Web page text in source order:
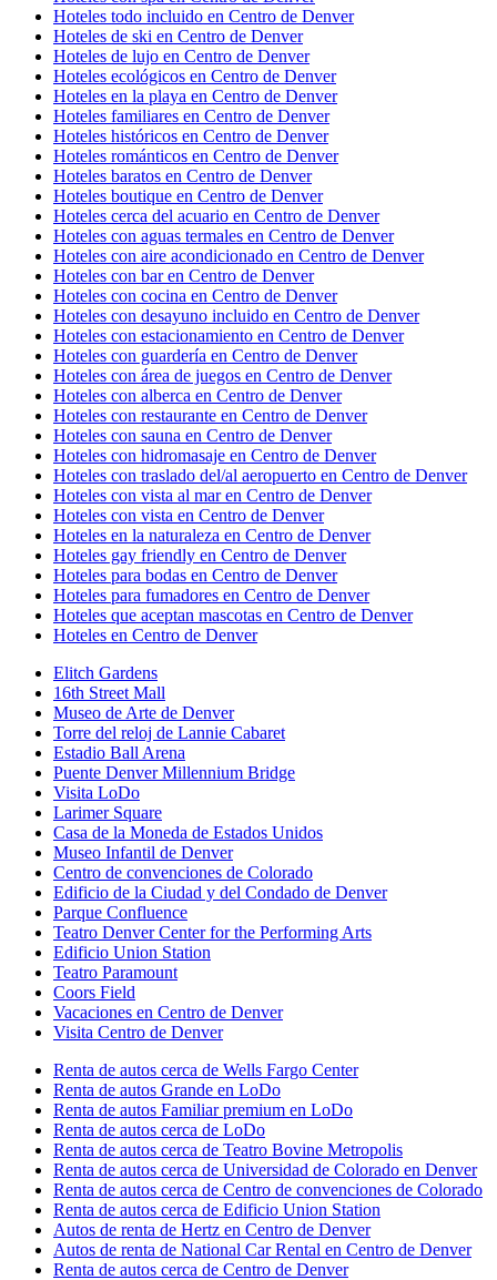
Hoteles todo incluido en Centro de Denver
Hoteles de ski en Centro de Denver
Hoteles de lujo en Centro de Denver
Hoteles ecológicos en Centro de Denver
Hoteles en la playa en Centro de Denver
Hoteles familiares en Centro de Denver
Hoteles históricos en Centro de Denver
Hoteles románticos en Centro de Denver
Hoteles baratos en Centro de Denver
Hoteles boutique en Centro de Denver
Hoteles cerca del acuario en Centro de Denver
Hoteles con aguas termales en Centro de Denver
Hoteles con aire acondicionado en Centro de Denver
Hoteles con bar en Centro de Denver
Hoteles con cocina en Centro de Denver
Hoteles con desayuno incluido en Centro de Denver
Hoteles con estacionamiento en Centro de Denver
Hoteles con guardería en Centro de Denver
Hoteles con área de juegos en Centro de Denver
Hoteles con alberca en Centro de Denver
Hoteles con restaurante en Centro de Denver
Hoteles con sauna en Centro de Denver
Hoteles con hidromasaje en Centro de Denver
Hoteles con traslado del/al aeropuerto en Centro de Denver
Hoteles con vista al mar en Centro de Denver
Hoteles con vista en Centro de Denver
Hoteles en la naturaleza en Centro de Denver
Hoteles gay friendly en Centro de Denver
Hoteles para bodas en Centro de Denver
Hoteles para fumadores en Centro de Denver
Hoteles que aceptan mascotas en Centro de Denver
Hoteles en Centro de Denver
Elitch Gardens
16th Street Mall
Museo de Arte de Denver
Torre del reloj de Lannie Cabaret
Estadio Ball Arena
Puente Denver Millennium Bridge
Visita LoDo
Larimer Square
Casa de la Moneda de Estados Unidos
Museo Infantil de Denver
Centro de convenciones de Colorado
Edificio de la Ciudad y del Condado de Denver
Parque Confluence
Teatro Denver Center for the Performing Arts
Edificio Union Station
Teatro Paramount
Coors Field
Vacaciones en Centro de Denver
Visita Centro de Denver
Renta de autos cerca de Wells Fargo Center
Renta de autos Grande en LoDo
Renta de autos Familiar premium en LoDo
Renta de autos cerca de LoDo
Renta de autos cerca de Teatro Bovine Metropolis
Renta de autos cerca de Universidad de Colorado en Denver
Renta de autos cerca de Centro de convenciones de Colorado
Renta de autos cerca de Edificio Union Station
Autos de renta de Hertz en Centro de Denver
Autos de renta de National Car Rental en Centro de Denver
Renta de autos cerca de Centro de Denver